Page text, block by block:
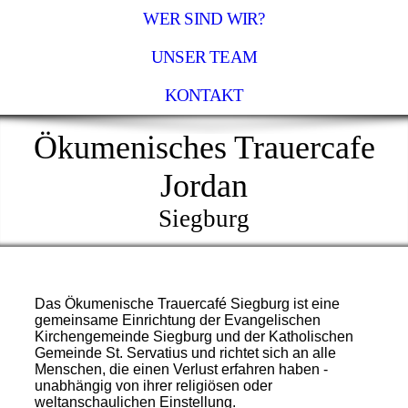
WER SIND WIR?
UNSER TEAM
KONTAKT
Ökumenisches Trauercafe
Jordan
Siegburg
Das Ökumenische Trauercafé Siegburg ist eine
gemeinsame Einrichtung der Evangelischen
Kirchengemeinde Siegburg und der Katholischen
Gemeinde St. Servatius und richtet sich an alle
Menschen, die einen Verlust erfahren haben -
unabhängig von ihrer religiösen oder
weltanschaulichen Einstellung.